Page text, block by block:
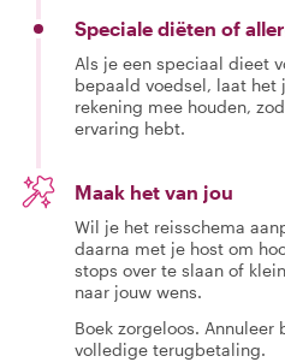
Speciale diëten of
Als je een speciaal dieet
bepaald voedsel, laat het
rekening mee houden,
ervaring hebt.
Maak het van jou
Wil je het reisschema
daarna met je host om
stops over te slaan of
naar jouw wens.
Boek zorgeloos. Annuleer
volledige terugbetaling.